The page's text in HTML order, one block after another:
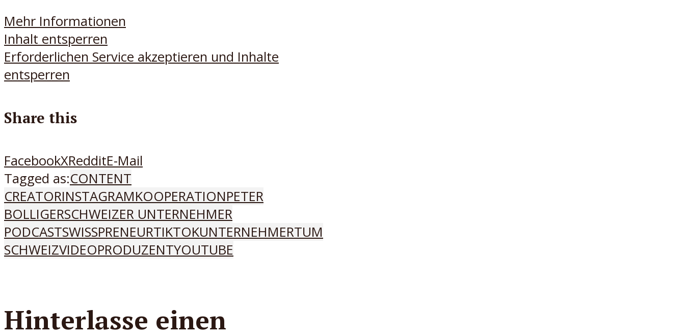
Mehr Informationen
Inhalt entsperren
Erforderlichen Service akzeptieren und Inhalte
entsperren
Share this
FacebookXRedditE-Mail
Tagged as:CONTENT
CREATORINSTAGRAMKOOPERATIONPETER
BOLLIGERSCHWEIZER UNTERNEHMER
PODCASTSWISSPRENEURTIKTOKUNTERNEHMERTUM
SCHWEIZVIDEOPRODUZENTYOUTUBE
Hinterlasse einen